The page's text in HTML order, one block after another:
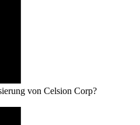
von Celsion Corp?